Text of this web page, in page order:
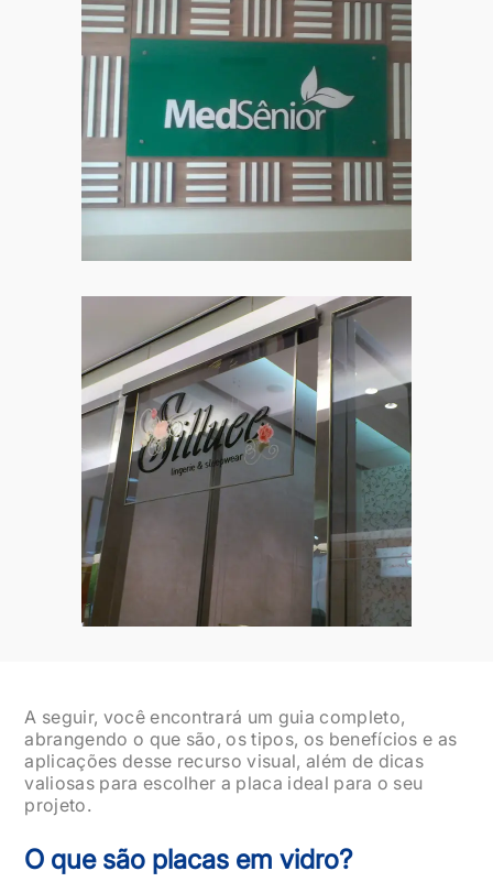
A seguir, você encontrará um guia completo,
abrangendo o que são, os tipos, os benefícios e as
aplicações desse recurso visual, além de dicas
valiosas para escolher a placa ideal para o seu
projeto.
O que são placas em vidro?